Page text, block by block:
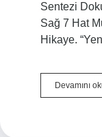
Sentezi
Sağ 7 Hat
Hikaye.
Devamını